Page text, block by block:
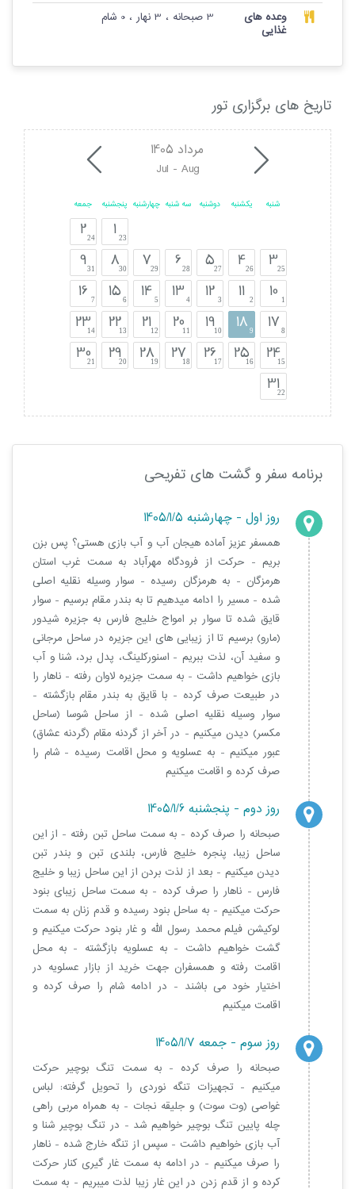
وعده های
غذایی
3 صبحانه ، 3 نهار ، 0 شام
تاریخ های برگزاری تور
مرداد 1405
Jul - Aug
شنبه
325
10 1
17 8
2415
3122
یکشنبه
426
11 2
18 9
2516
دوشنبه
527
12 3
1910
2617
سه شنبه
6 28
13 4
2011
2718
چهارشنبه
729
14 5
2112
2819
پنجشنبه
1 23
830
15 6
2213
2920
جمعه
224
9 31
16 7
2314
3021
برنامه سفر و گشت های تفریحی
روز اول - چهارشنبه 1405/1/5
همسفر عزیز آماده هیجان آب و آب بازی هستی؟ پس بزن
بریم - حرکت از فرودگاه مهرآباد به سمت غرب استان
هرمزگان - به هرمزگان رسیده - سوار وسیله نقلیه اصلی
شده - مسیر را ادامه میدهیم تا به بندر مقام برسیم - سوار
قایق شده تا سوار بر امواج خلیج فارس به جزیره شیدور
(مارو) برسیم تا از زیبایی های این جزیره در ساحل مرجانی
و سفید آن، لذت ببریم - اسنورکلینگ، پدل برد، شنا و آب
بازی خواهیم داشت - به سمت جزیره لاوان رفته - ناهار را
در طبیعت صرف کرده - با قایق به بندر مقام بازگشته -
سوار وسیله نقلیه اصلی شده - از ساحل شوسا (ساحل
مکسر) دیدن میکنیم - در آخر از گردنه مقام (گردنه عشاق)
عبور میکنیم - به عسلویه و محل اقامت رسیده - شام را
صرف کرده و اقامت میکنیم
روز دوم - پنجشنبه 1405/1/6
صبحانه را صرف کرده - به سمت ساحل تبن رفته - از این
ساحل زیبا، پنجره خلیج فارس، بلندی تبن و بندر تبن
دیدن میکنیم - بعد از لذت بردن از این ساحل زیبا و خلیج
فارس - ناهار را صرف کرده - به سمت ساحل زیبای بنود
حرکت میکنیم - به ساحل بنود رسیده و قدم زنان به سمت
لوکیشن فیلم محمد رسول الله و غار بنود حرکت میکنیم و
گشت خواهیم داشت - به عسلویه بازگشته - به محل
اقامت رفته و همسفران جهت خرید از بازار عسلویه در
اختیار خود می باشند - در ادامه شام را صرف کرده و
اقامت میکنیم
روز سوم - جمعه 1405/1/7
صبحانه را صرف کرده - به سمت تنگ بوچیر حرکت
میکنیم - تجهیزات تنگه نوردی را تحویل گرفته: لباس
غواصی (وت سوت) و جلیقه نجات - به همراه مربی راهی
چله پایین تنگ بوچیر خواهیم شد - در تنگ بوچیر شنا و
آب بازی خواهیم داشت - سپس از تنگه خارج شده - ناهار
را صرف میکنیم - در ادامه به سمت غار گیری کنار حرکت
کرده و از قدم زدن در این غار زیبا لذت میبریم - به سمت